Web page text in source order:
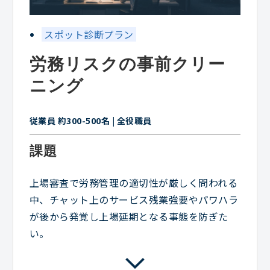
スポット診断プラン
労務リスクの事前クリー
ニング
従業員 約300-500名 | 全役職員
課題
上場審査で労務管理の適切性が厳しく問われる
中、チャット上のサービス残業強要やパワハラ
が後から発覚し上場延期となる事態を防ぎた
い。